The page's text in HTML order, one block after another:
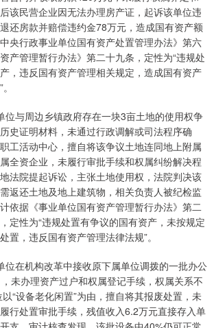
该民营企业因无法办理房产证，起诉该单位违
还房款并赔偿违约金78万元，造成国有资产额
央行政事业单位国有资产处置管理办法》第六
产管理暂行办法》第二十九条，定性为“违规处
，违反国有资产管理相关规定，造成国有资产
位与周边乡镇政府存在一块3亩土地的使用权争
史证明材料，未通过行政调解或司法程序确
工活动中心，擅自将该争议土地连同地上附属
全资企业，未履行审批手续和权属纠纷解决程
法院提起诉讼，主张土地使用权，法院判决该
返还土地及地上建筑物，相关负责人被纪检监
依据《事业单位国有资产管理暂行办法》第二
定性为“违规处置有争议的国有资产，未按规定
置，违反国有资产管理法律法规”。
位在机构改革中接收原下属单位调拨的一批办公
未办理资产过户和权属登记手续，权属关系不
“设备老化闲置”为由，擅自将其报废处置，未
行处置审批手续，残值收入6.2万元直接存入单